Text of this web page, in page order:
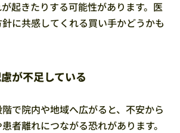
起きたりする可能性があります。医
に共感してくれる買い手かどうかも
が不足している
で院内や地域へ広がると、不安から
者離れにつながる恐れがあります。